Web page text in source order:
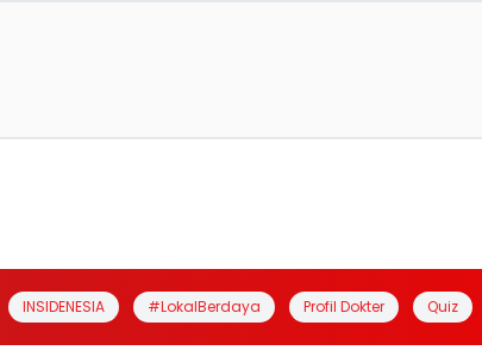
INSIDENESIA #LokalBerdaya Profil Dokter Quiz